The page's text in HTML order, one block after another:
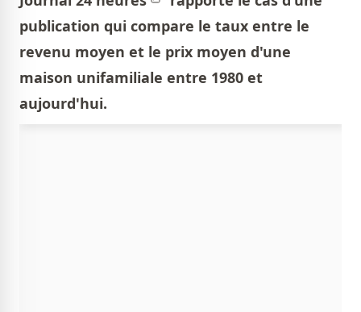
publication qui compare le taux entre le
revenu moyen et le prix moyen d'une
maison unifamiliale entre 1980 et
aujourd'hui.